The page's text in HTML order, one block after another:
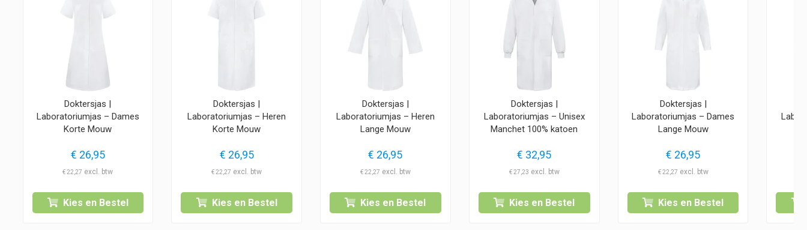
Doktersjas |
Laboratoriumjas – Dames
Korte Mouw
€ 26,95
€22,27
Kies en Bestel
Doktersjas |
Laboratoriumjas – Heren
Korte Mouw
€ 26,95
€22,27
Kies en Bestel
Doktersjas |
Laboratoriumjas – Heren
Lange Mouw
€ 26,95
€22,27
Kies en Bestel
Doktersjas |
Laboratoriumjas – Unisex
Manchet 100% katoen
€ 32,95
€27,23
Kies en Bestel
Doktersjas |
Laboratoriumjas – Dames
Lange Mouw
€ 26,95
€22,27
Kies en Bestel